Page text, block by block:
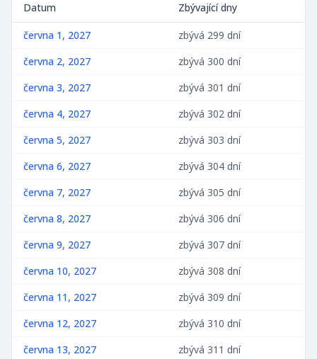
Datum Zbývající dny
června 1, 2027
zbývá 299 dní
června 2, 2027
zbývá 300 dní
června 3, 2027
zbývá 301 dní
června 4, 2027
zbývá 302 dní
června 5, 2027
zbývá 303 dní
června 6, 2027
zbývá 304 dní
června 7, 2027
zbývá 305 dní
června 8, 2027
zbývá 306 dní
června 9, 2027
zbývá 307 dní
června 10, 2027
zbývá 308 dní
června 11, 2027
zbývá 309 dní
června 12, 2027
zbývá 310 dní
června 13, 2027
zbývá 311 dní